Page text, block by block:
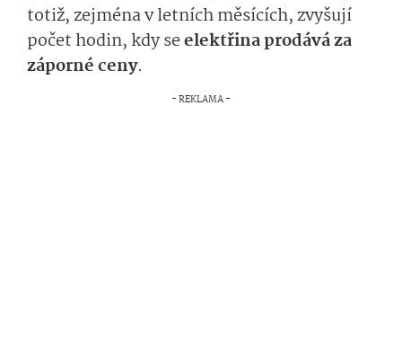
totiž, zejména v letních měsících, zvyšují
počet hodin, kdy seelektřina prodává za
záporné ceny.